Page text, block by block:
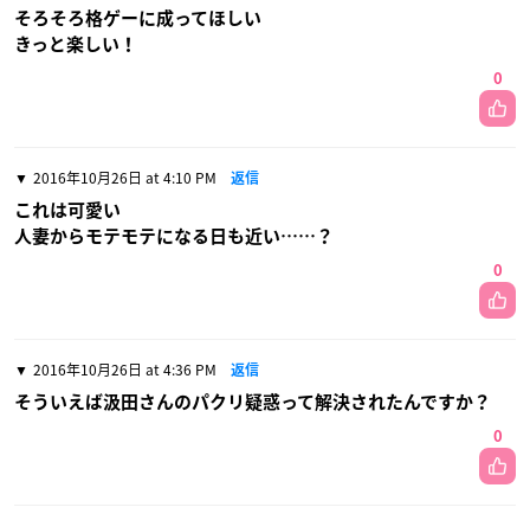
そろそろ格ゲーに成ってほしい
きっと楽しい！
0
2016年10月26日 at 4:10 PM 返信
これは可愛い
人妻からモテモテになる日も近い……？
0
2016年10月26日 at 4:36 PM 返信
そういえば汲田さんのパクリ疑惑って解決されたんですか？
0